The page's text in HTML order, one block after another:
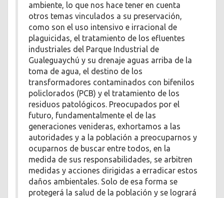
ambiente, lo que nos hace tener en cuenta
otros temas vinculados a su preservación,
como son el uso intensivo e irracional de
plaguicidas, el tratamiento de los efluentes
industriales del Parque Industrial de
Gualeguaychú y su drenaje aguas arriba de la
toma de agua, el destino de los
transformadores contaminados con bifenilos
policlorados (PCB) y el tratamiento de los
residuos patológicos. Preocupados por el
futuro, fundamentalmente el de las
generaciones venideras, exhortamos a las
autoridades y a la población a preocuparnos y
ocuparnos de buscar entre todos, en la
medida de sus responsabilidades, se arbitren
medidas y acciones dirigidas a erradicar estos
daños ambientales. Solo de esa forma se
protegerá la salud de la población y se logrará